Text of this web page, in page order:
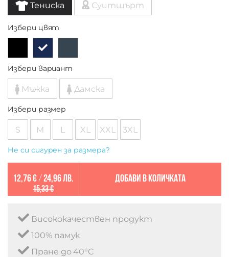
Тениска Суитшърт
Избери цвят
Избери вариант
Мъжка Дамска
Избери размер
S M L XL XXL 3XL
Не си сигурен за размера?
12,76 €/ 24,96 лв.
15,33 €
Добави в количката
Висококачествен продукт
100% памук
Пране до 40°C